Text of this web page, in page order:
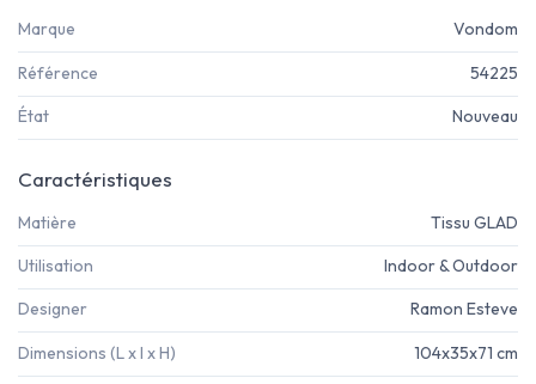
Marque Vondom
Référence 54225
État Nouveau
Caractéristiques
Matière Tissu GLAD
Utilisation Indoor & Outdoor
Designer Ramon Esteve
Dimensions (L x l x H) 104x35x71 cm